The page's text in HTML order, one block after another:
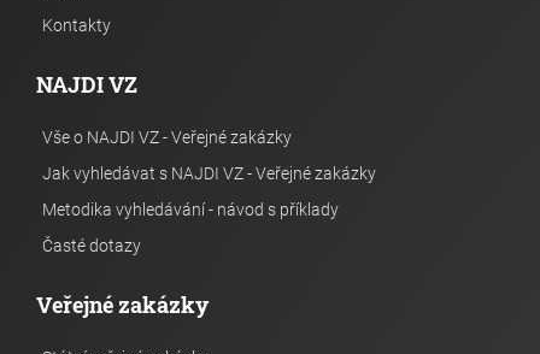
Kontakty
NAJDI VZ
Vše o NAJDI VZ - Veřejné zakázky
Jak vyhledávat s NAJDI VZ - Veřejné zakázky
Metodika vyhledávání - návod s příklady
Časté dotazy
Veřejné zakázky